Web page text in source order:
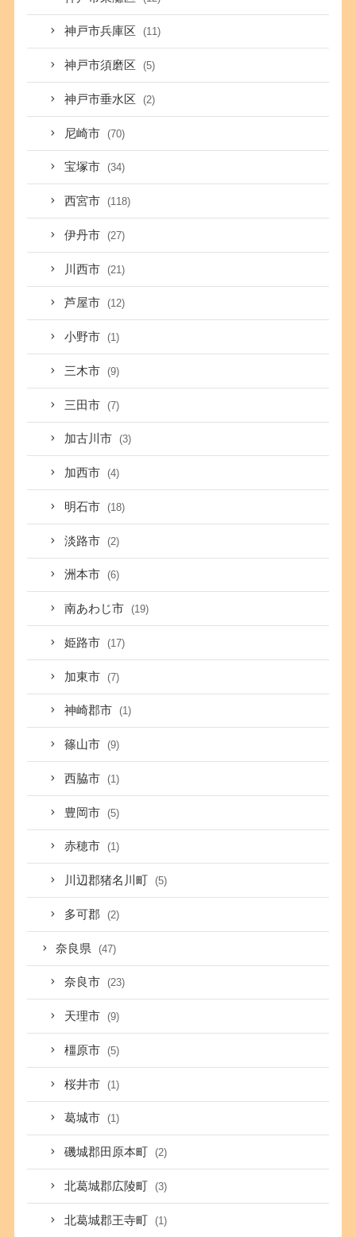
神戸市兵庫区 (11)
神戸市須磨区 (5)
神戸市垂水区 (2)
尼崎市 (70)
宝塚市 (34)
西宮市 (118)
伊丹市 (27)
川西市 (21)
芦屋市 (12)
小野市 (1)
三木市 (9)
三田市 (7)
加古川市 (3)
加西市 (4)
明石市 (18)
淡路市 (2)
洲本市 (6)
南あわじ市 (19)
姫路市 (17)
加東市 (7)
神崎郡市 (1)
篠山市 (9)
西脇市 (1)
豊岡市 (5)
赤穂市 (1)
川辺郡猪名川町 (5)
多可郡 (2)
奈良県 (47)
奈良市 (23)
天理市 (9)
橿原市 (5)
桜井市 (1)
葛城市 (1)
磯城郡田原本町 (2)
北葛城郡広陵町 (3)
北葛城郡王寺町 (1)